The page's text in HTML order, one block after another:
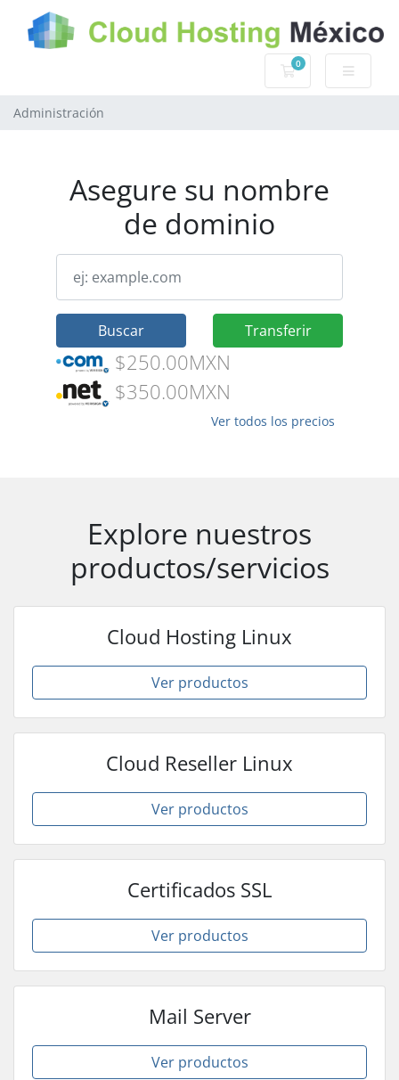
0
Carro de Pedidos
Administración
Asegure su nombre
de dominio
Buscar Transferir
$250.00MXN
$350.00MXN
Ver todos los precios
Explore nuestros
productos/servicios
Cloud Hosting Linux
Ver productos
Cloud Reseller Linux
Ver productos
Certificados SSL
Ver productos
Mail Server
Ver productos